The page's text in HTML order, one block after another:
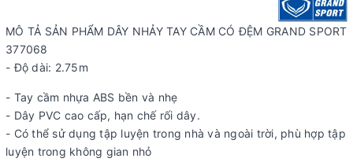
MÔ TẢ SẢN PHẨM DÂY NHẢY TAY CẦM CÓ ĐỆM GRAND SPORT
377068
- Độ dài: 2.75m
- Tay cầm nhựa ABS bền và nhẹ
- Dây PVC cao cấp, hạn chế rối dây.
- Có thể sử dụng tập luyện trong nhà và ngoài trời, phù hợp tập
luyện trong không gian nhỏ